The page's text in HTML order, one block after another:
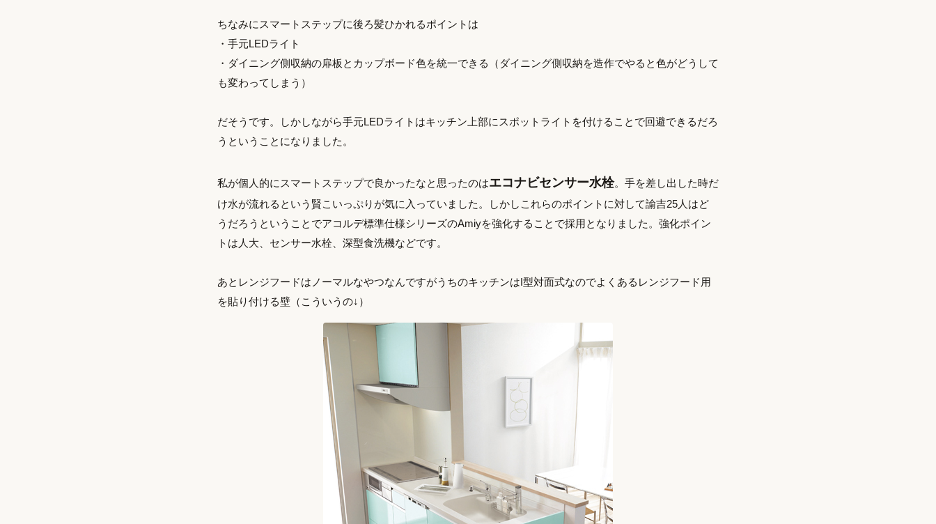
ちなみにスマートステップに後ろ髪ひかれるポイントは
・手元LEDライト
・ダイニング側収納の扉板とカップボード色を統一できる（ダイニング側収納を造作でやると色がどうして
も変わってしまう）
だそうです。しかしながら手元LEDライトはキッチン上部にスポットライトを付けることで回避できるだろ
うということになりました。
私が個人的にスマートステップで良かったなと思ったのはエコナビセンサー水栓。手を差し出した時だ
け水が流れるという賢こいっぷりが気に入っていました。しかしこれらのポイントに対して諭吉25人はど
うだろうということでアコルデ標準仕様シリーズのAmiyを強化することで採用となりました。強化ポイン
トは人大、センサー水栓、深型食洗機などです。
あとレンジフードはノーマルなやつなんですがうちのキッチンはI型対面式なのでよくあるレンジフード用
を貼り付ける壁（こういうの↓）